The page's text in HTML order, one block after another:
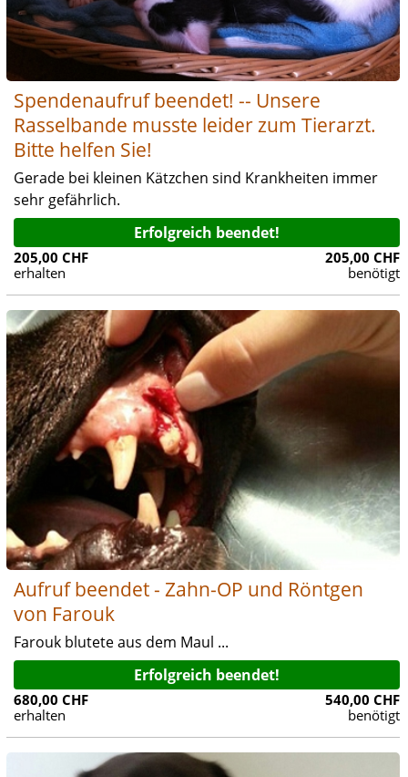
Spendenaufruf beendet! -- Unsere
Rasselbande musste leider zum Tierarzt.
Bitte helfen Sie!
Gerade bei kleinen Kätzchen sind Krankheiten immer
sehr gefährlich.
Erfolgreich beendet!
205,00 CHF
erhalten
205,00 CHF
benötigt
Aufruf beendet - Zahn-OP und Röntgen
von Farouk
Farouk blutete aus dem Maul ...
Erfolgreich beendet!
680,00 CHF
erhalten
540,00 CHF
benötigt